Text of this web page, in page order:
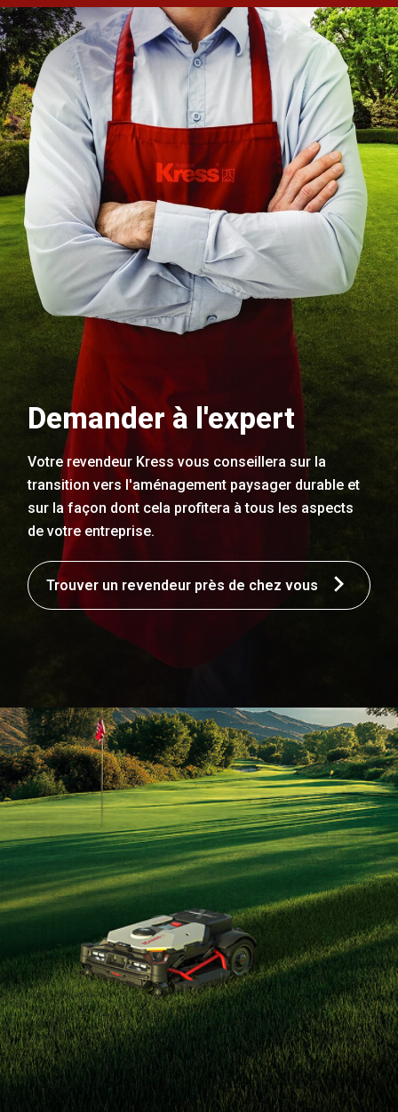
Demander à l'expert
Votre revendeur Kress vous conseillera sur la
transition vers l'aménagement paysager durable et
sur la façon dont cela profitera à tous les aspects
de votre entreprise.
Trouver un revendeur près de chez vous